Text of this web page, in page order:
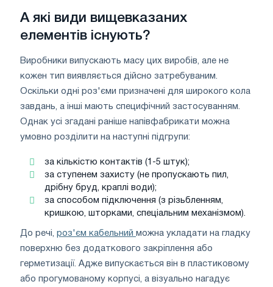
А які види вищевказаних
елементів існують?
Виробники випускають масу цих виробів, але не
кожен тип виявляється дійсно затребуваним.
Оскільки одні роз'єми призначені для широкого кола
завдань, а інші мають специфічний застосуванням.
Однак усі згадані раніше напівфабрикати можна
умовно розділити на наступні підгрупи:
за кількістю контактів (1-5 штук);
за ступенем захисту (не пропускають пил,
дрібну бруд, краплі води);
за способом підключення (з різьбленням,
кришкою, шторками, спеціальним механізмом).
До речі, роз'єм кабельний можна укладати на гладку
поверхню без додаткового закріплення або
герметизації. Адже випускається він в пластиковому
або прогумованому корпусі, а візуально нагадує